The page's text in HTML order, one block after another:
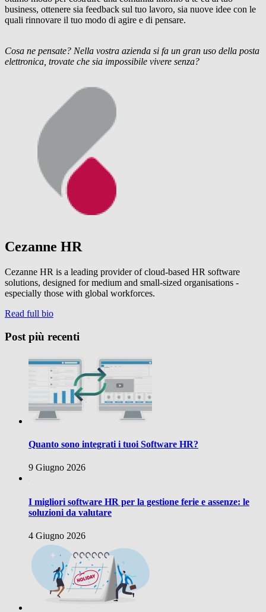
business, ottenere sia feedback sul tuo lavoro, sia nuove idee con le
quali rinnovare il tuo modo di agire e di pensare.
Cosa ne pensate? Nella vostra azienda si fa un gran uso della posta
elettronica, trovate che sia impossibile vivere senza?
Cezanne HR
Cezanne HR is a leading provider of cloud-based HR software
solutions, designed for medium and small-sized organisations -
especially those with global workforces.
Read full bio
Post più recenti
Quanto sono integrati i tuoi Software HR?
9 Giugno 2026
I migliori software HR per la gestione ferie e assenze: le
soluzioni da valutare
4 Giugno 2026